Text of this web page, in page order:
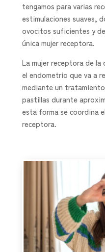
tengamos para varias
estimulaciones suaves,
ovocitos suficientes y
única mujer receptora.
La mujer receptora de
el endometrio que va a
mediante un
pastillas durante
esta forma se coordina
receptora.